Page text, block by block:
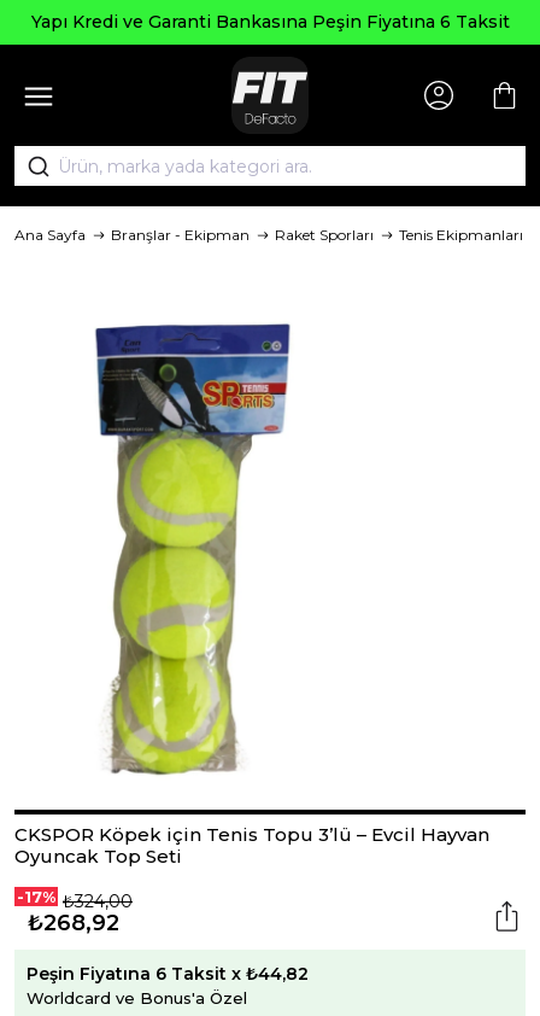
Bankasına Peşin Fiyatına 6 Taksit
Ana Sayfa Branşlar - Ekipman Raket Sporları Tenis Ekipmanları
CKSPOR Köpek için Tenis Topu 3’lü – Evcil Hayvan
Oyuncak Top Seti
-17% ₺324,00
₺268,92
Peşin Fiyatına 6 Taksit x ₺44,82
Worldcard ve Bonus'a Özel